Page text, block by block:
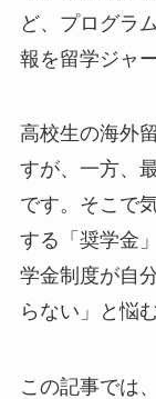
ど、プログラ
報を留学ジャ
高校生の海外
すが、一方、
です。そこで
する「奨学金
学金制度が自
らない」と悩
この記事では